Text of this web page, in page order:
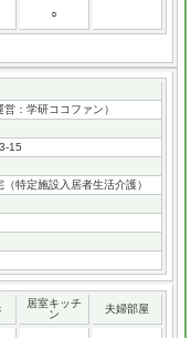
○
営：学研ココファン）
15
特定施設入居者生活介護）
居室キッチ
ン
夫婦部屋